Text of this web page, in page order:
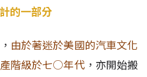
的一部分
由於著迷於美國的汽車文化
階級於七○年代，亦開始搬